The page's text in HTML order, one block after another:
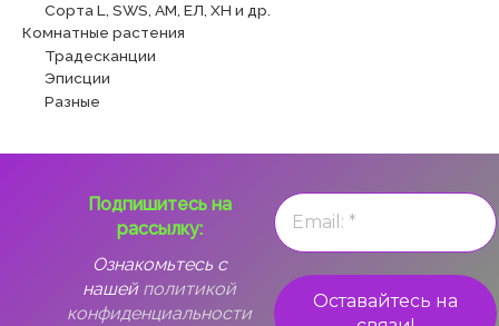
Сорта L, SWS, АМ, ЕЛ, ХН и др.
Комнатные растения
Традесканции
Эписции
Разные
Подпишитесь на
рассылку:
Ознакомьтесь с
нашей политикой
конфиденциальности